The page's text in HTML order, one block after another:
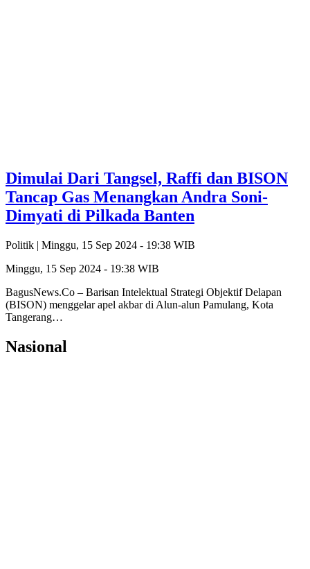
Dimulai Dari Tangsel, Raffi dan BISON
Tancap Gas Menangkan Andra Soni-
Dimyati di Pilkada Banten
Politik | Minggu, 15 Sep 2024 - 19:38 WIB
Minggu, 15 Sep 2024 - 19:38 WIB
BagusNews.Co – Barisan Intelektual Strategi Objektif Delapan
(BISON) menggelar apel akbar di Alun-alun Pamulang, Kota
Tangerang…
Nasional